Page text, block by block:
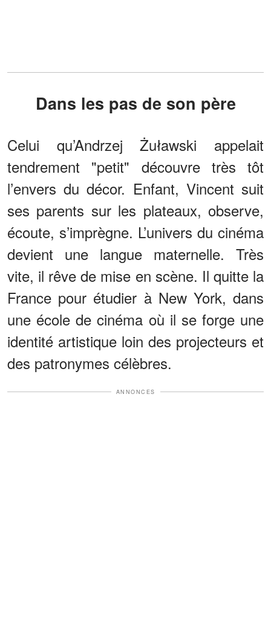
Dans les pas de son père
Celui qu’Andrzej Żuławski appelait
tendrement "petit" découvre très tôt
l’envers du décor. Enfant, Vincent suit
ses parents sur les plateaux, observe,
écoute, s’imprègne. L’univers du cinéma
devient une langue maternelle. Très
vite, il rêve de mise en scène. Il quitte la
France pour étudier à New York, dans
une école de cinéma où il se forge une
identité artistique loin des projecteurs et
des patronymes célèbres.
ANNONCES